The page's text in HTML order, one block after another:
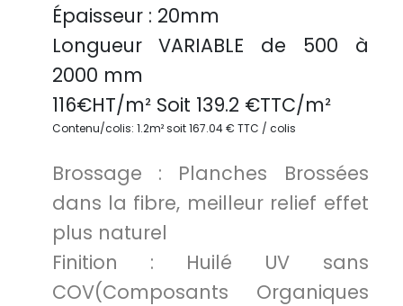
Épaisseur : 20mm
Longueur VARIABLE de 500 à
2000 mm
116€HT/m² Soit 139.2 €TTC/m²
Contenu/colis: 1.2m² soit 167.04 € TTC / colis
Brossage : Planches Brossées
dans la fibre, meilleur relief effet
plus naturel
Finition : Huilé UV sans
COV(Composants Organiques